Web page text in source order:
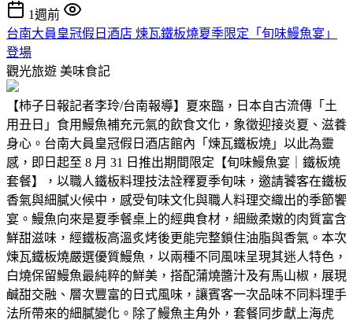
1週前
台南大員皇冠假日酒店 煉瓦鐵板燒夏季限定「旬味鰻魚宴」
登場
觀光旅遊 美味食記
【柿子日報記者李玲/台南報導】夏來臨，日本自古流傳「土
用丑日」食用鰻魚補充元氣的飲食文化，象徵迎接炎夏、滋養
身心。台南大員皇冠假日酒店館內「煉瓦鐵板燒」以此為靈
感，即日起至 8 月 31 日推出期間限定【旬味鰻魚宴｜鐵板燒
套餐】，以職人鐵板料理技法詮釋夏季旬味，邀請饕客在鐵板
香氣與細膩火候中，感受旬味文化與職人料理交織出的季節饗
宴。鰻魚向來是夏季餐桌上的經典食材，細緻柔嫩的肉質富含
鮮甜滋味，經鐵板高溫炙烤後更能完整鎖住油脂與香氣。本次
煉瓦鐵板燒嚴選優質鰻魚，以兩種不同風味呈現其迷人特色，
白燒保留鰻魚最純粹的鮮美，搭配蒲燒醬汁及有馬山椒，展現
鹹甜交融、層次豐富的日式風味，讓賓客一次品味不同料理手
法所帶來的細膩變化。除了鰻魚主角外，套餐同步獻上海虎